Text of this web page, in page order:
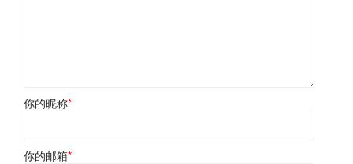
你的昵称*
你的邮箱*